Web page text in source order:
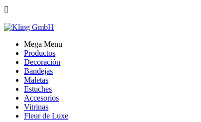

Mega Menu
Productos
Decoración
Bandejas
Maletas
Estuches
Accesorios
Vitrinas
Fleur de Luxe